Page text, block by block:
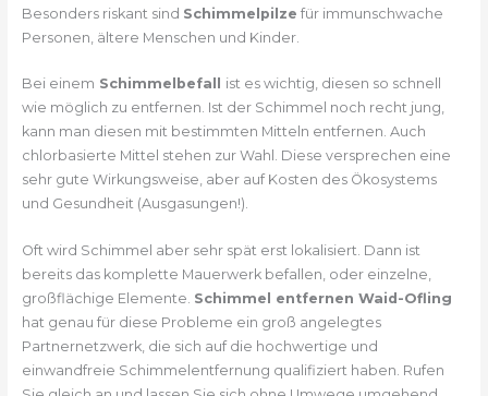
Besonders riskant sind Schimmelpilze für immunschwache
Personen, ältere Menschen und Kinder.
Bei einem Schimmelbefall ist es wichtig, diesen so schnell
wie möglich zu entfernen. Ist der Schimmel noch recht jung,
kann man diesen mit bestimmten Mitteln entfernen. Auch
chlorbasierte Mittel stehen zur Wahl. Diese versprechen eine
sehr gute Wirkungsweise, aber auf Kosten des Ökosystems
und Gesundheit (Ausgasungen!).
Oft wird Schimmel aber sehr spät erst lokalisiert. Dann ist
bereits das komplette Mauerwerk befallen, oder einzelne,
großflächige Elemente. Schimmel entfernen Waid-Ofling
hat genau für diese Probleme ein groß angelegtes
Partnernetzwerk, die sich auf die hochwertige und
einwandfreie Schimmelentfernung qualifiziert haben. Rufen